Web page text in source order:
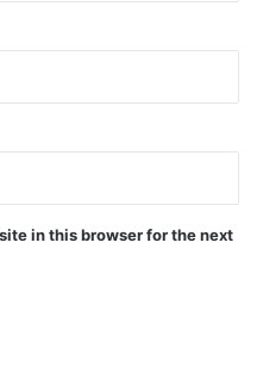
in this browser for the next